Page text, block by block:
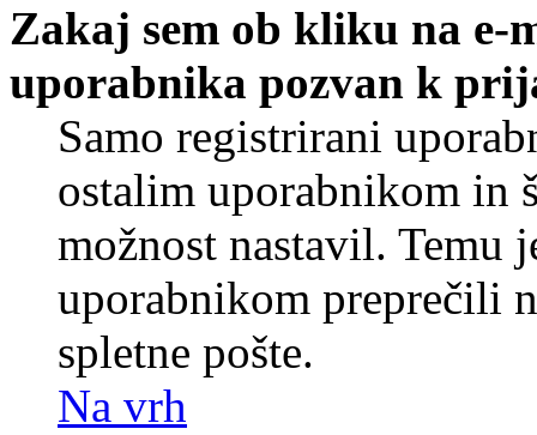
Zakaj sem ob kliku na e-
uporabnika pozvan k
Samo registrirani
ostalim uporabnikom in
možnost nastavil. Temu
uporabnikom preprečili
spletne pošte.
Na vrh